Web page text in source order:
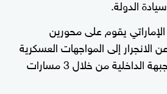
الدولة.
يقوم على محورين
الانجرار إلى المواجهات العسكرية
المباشرة، وثانياً، تعزيز الجبهة الداخلية من خلال 3 مسارات